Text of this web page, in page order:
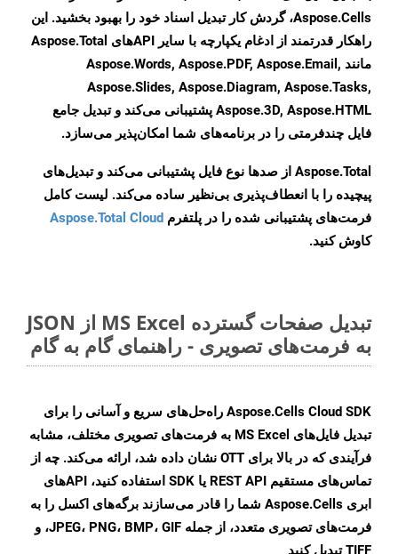
Aspose.Cells، گردش کار تبدیل اسناد خود را بهبود بخشید. این
راهکار قدرتمند از ادغام یکپارچه با سایر APIهای Aspose.Total
مانند Aspose.Words, Aspose.PDF, Aspose.Email,
Aspose.Slides, Aspose.Diagram, Aspose.Tasks,
Aspose.3D, Aspose.HTML پشتیبانی می‌کند و تبدیل جامع
فایل چندفرمتی را در برنامه‌های شما امکان‌پذیر می‌سازد.
Aspose.Total از صدها نوع فایل پشتیبانی می‌کند و تبدیل‌های
پیچیده را با انعطاف‌پذیری بی‌نظیر ساده می‌کند. لیست کامل
فرمت‌های پشتیبانی شده را در پلتفرم Aspose.Total Cloud
کاوش کنید.
تبدیل صفحات گسترده MS Excel از JSON
به فرمت‌های تصویری - راهنمای گام به گام
Aspose.Cells Cloud SDK راه‌حل‌های سریع و آسانی را برای
تبدیل فایل‌های MS Excel به فرمت‌های تصویری مختلف، مشابه
فرآیندی که در بالا برای OTT نشان داده شد، ارائه می‌کند. چه از
تماس‌های مستقیم REST API یا SDK استفاده کنید، APIهای
ابری Aspose.Cells شما را قادر می‌سازند برگه‌های اکسل را به
فرمت‌های تصویری متعدد، از جمله JPEG، PNG، BMP، GIF، و
TIFF تبدیل کنید